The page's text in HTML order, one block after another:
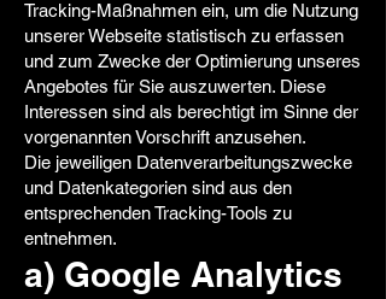
Tracking-Maßnahmen ein, um die Nutzung
unserer Webseite statistisch zu erfassen
und zum Zwecke der Optimierung unseres
Angebotes für Sie auszuwerten. Diese
Interessen sind als berechtigt im Sinne der
vorgenannten Vorschrift anzusehen.
Die jeweiligen Datenverarbeitungszwecke
und Datenkategorien sind aus den
entsprechenden Tracking-Tools zu
entnehmen.
a) Google Analytics